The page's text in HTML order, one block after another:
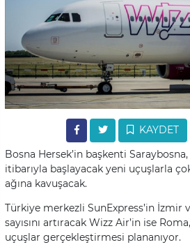
KAYDET
Bosna Hersek’in başkenti
itibarıyla başlayacak yeni uçuşlarla
ağına kavuşacak.
Türkiye merkezli SunExpress’in İzmir
sayısını artıracak Wizz Air’in ise
uçuşlar gerçekleştirmesi plananıyor.